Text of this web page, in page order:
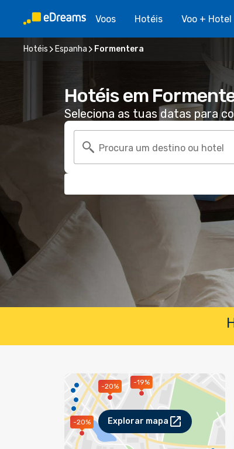
Voos Hotéis Voo + Hotel
Hotéis Espanha Formentera
Hotéis em
Seleciona as tuas datas para
Procura um destino ou hotel
-20%
-20%
-19%
Explorar mapa